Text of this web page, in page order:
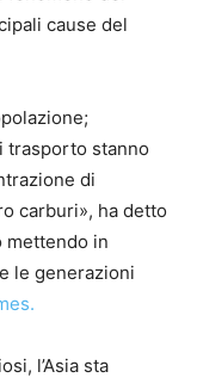
cause del
trasporto stanno
di
carburi», ha detto
mettendo in
le generazioni
l’Asia sta